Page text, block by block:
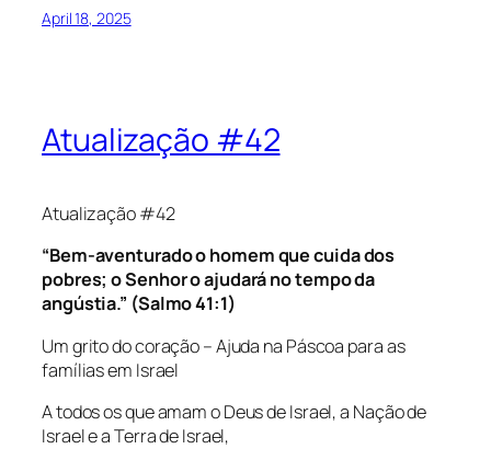
April 18, 2025
Atualização #42
Atualização #42
“Bem-aventurado o homem que cuida dos
pobres; o Senhor o ajudará no tempo da
angústia.” (Salmo 41:1)
Um grito do coração – Ajuda na Páscoa para as
famílias em Israel
A todos os que amam o Deus de Israel, a Nação de
Israel e a Terra de Israel,